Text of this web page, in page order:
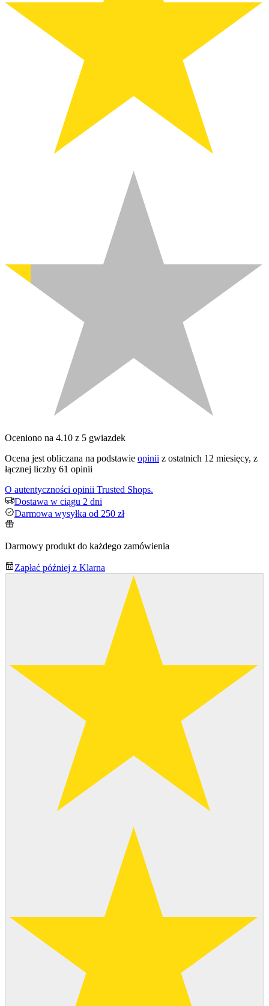
Oceniono na 4.10 z 5 gwiazdek
Ocena jest obliczana na podstawie opinii z ostatnich 12 miesięcy, z
łącznej liczby 61 opinii
O autentyczności opinii Trusted Shops.
Dostawa w ciągu 2 dni
Darmowa wysyłka od 250 zł
Darmowy produkt do każdego zamówienia
Zapłać później z Klarna